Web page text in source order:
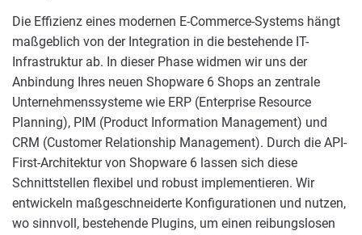
Die Effizienz eines modernen E-Commerce-Systems hängt
maßgeblich von der Integration in die bestehende IT-
Infrastruktur ab. In dieser Phase widmen wir uns der
Anbindung Ihres neuen Shopware 6 Shops an zentrale
Unternehmenssysteme wie ERP (Enterprise Resource
Planning), PIM (Product Information Management) und
CRM (Customer Relationship Management). Durch die API-
First-Architektur von Shopware 6 lassen sich diese
Schnittstellen flexibel und robust implementieren. Wir
entwickeln maßgeschneiderte Konfigurationen und nutzen,
wo sinnvoll, bestehende Plugins, um einen reibungslosen